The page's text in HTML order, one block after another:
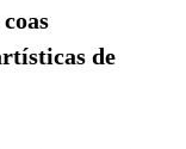
de